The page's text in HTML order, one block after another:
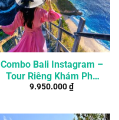
Combo Bali Instagram –
Tour Riêng Khám Phá
Những Địa Điểm Đẹp
9.950.000₫